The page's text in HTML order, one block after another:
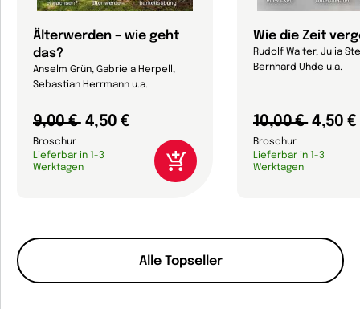
Alle Topseller
Älterwerden – wie geht
das?
Anselm Grün, Gabriela Herpell,
Sebastian Herrmann u.a.
9,00 € 4,50 €
Broschur
Lieferbar in 1-3
Werktagen
Wie die Zeit
Rudolf Walter, Julia
Bernhard Uhde u.a.
10,00 € 4,50 €
Broschur
Lieferbar in 1-3
Werktagen